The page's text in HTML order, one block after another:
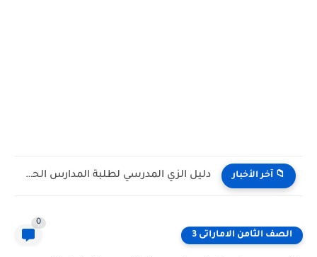
📁 آخر الأخبار كتاب الطالب مادة الرياضيات المتكاملة الصف التاسع Bridge متقدم الفصل...
الصف الثامن الاماراتى 3
0